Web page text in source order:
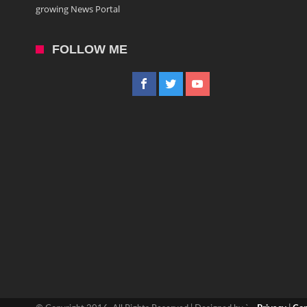
growing News Portal
FOLLOW ME